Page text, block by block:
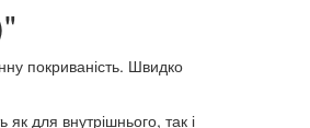
покриваність. Швидко
для внутрішнього, так і